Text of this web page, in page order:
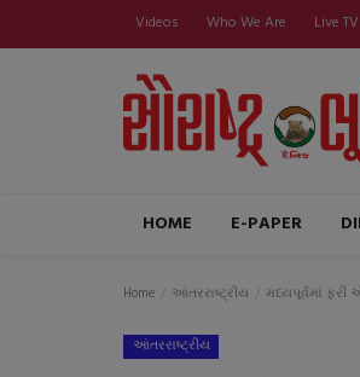
Videos Who We Are Live TV
HOME E-PAPER
Home આંતરરાષ્ટ્રીય મધ્યપૂર્વમાં
આંતરરાષ્ટ્રીય